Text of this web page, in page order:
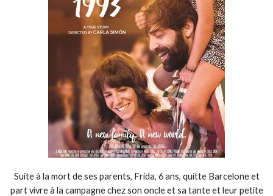
Suite à la mort de ses parents, Frida, 6 ans, quitte Barcelone et
part vivre à la campagne chez son oncle et sa tante et leur petite